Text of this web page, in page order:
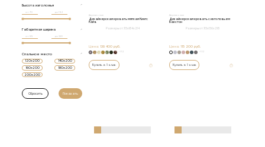
Высота изголовья
от до
Габаритная ширина
Спальное место
120x200 140x200
160x200 180x200
200x200
Двуспальные
Дизайнерская кровать мягкая Кингс
Кэйв
Размеры от: 115х184х214
Цена: 138 400 руб.
+152
Купить в 1 клик
Двуспальные
Дизайнерская кровать с изголовьем
Бакстон
Размеры от: 115х156х218
Цена:115 200 руб.
+152
Купить в 1 клик